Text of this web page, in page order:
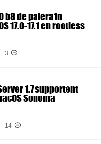
b8 de palera1n
17.0-17.1 en rootless
3
1.7 supportent
Sonoma
14